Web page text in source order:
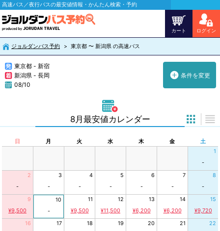
高速バス／夜行バスの最安値情報・かんたん検索・予約
カート ログイン
ジョルダンバス予約 東京都 〜 新潟県 の高速バス
東京都 - 新宿
新潟県 - 長岡
08/10
条件を変更
8月最安値カレンダー
日 月 火 水 木 金
土
1
-
2
-
3
-
4
-
5
-
6
-
7
-
8
-
9
¥9,500
10
-
11
¥9,500
12
¥11,500
13
¥6,200
14
¥6,200
15
¥9,720
16
17
18
19
20
21
22